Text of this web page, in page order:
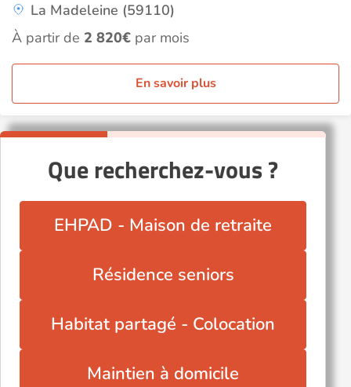
La Madeleine (59110)
À partir de 2 820€ par mois
En savoir plus
Que recherchez-vous ?
EHPAD - Maison de retraite
Résidence seniors
Habitat partagé - Colocation
Maintien à domicile